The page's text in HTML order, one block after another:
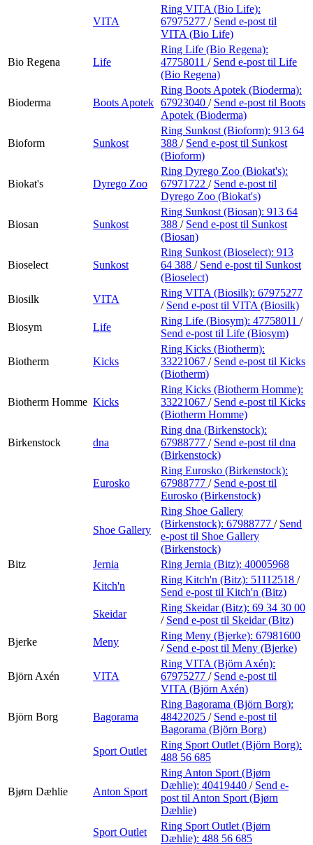
VITA
Ring VITA (Bio Life):
67975277 / Send e-post til
VITA (Bio Life)
Bio Regena Life
Ring Life (Bio Regena):
47758011 / Send e-post til Life
(Bio Regena)
Bioderma Boots Apotek
Ring Boots Apotek (Bioderma):
67923040 / Send e-post til Boots
Apotek (Bioderma)
Bioform Sunkost
Ring Sunkost (Bioform): 913 64
388 / Send e-post til Sunkost
(Bioform)
Biokat's Dyrego Zoo
Ring Dyrego Zoo (Biokat's):
67971722 / Send e-post til
Dyrego Zoo (Biokat's)
Biosan Sunkost
Ring Sunkost (Biosan): 913 64
388 / Send e-post til Sunkost
(Biosan)
Bioselect Sunkost
Ring Sunkost (Bioselect): 913
64 388 / Send e-post til Sunkost
(Bioselect)
Biosilk
VITA
Ring VITA (Biosilk): 67975277
/ Send e-post til VITA (Biosilk)
Biosym
Life
Ring Life (Biosym): 47758011 /
Send e-post til Life (Biosym)
Biotherm Kicks
Ring Kicks (Biotherm):
33221067 / Send e-post til Kicks
(Biotherm)
Biotherm Homme Kicks
Ring Kicks (Biotherm Homme):
33221067 / Send e-post til Kicks
(Biotherm Homme)
Birkenstock dna
Ring dna (Birkenstock):
67988777 / Send e-post til dna
(Birkenstock)
Eurosko
Ring Eurosko (Birkenstock):
67988777 / Send e-post til
Eurosko (Birkenstock)
Shoe Gallery
Ring Shoe Gallery
(Birkenstock): 67988777 / Send
e-post til Shoe Gallery
(Birkenstock)
Bitz
Jernia Ring Jernia (Bitz): 40005968
Kitch'n
Ring Kitch'n (Bitz): 51112518 /
Send e-post til Kitch'n (Bitz)
Skeidar
Ring Skeidar (Bitz): 69 34 30 00
/ Send e-post til Skeidar (Bitz)
Bjerke
Meny
Ring Meny (Bjerke): 67981600
/ Send e-post til Meny (Bjerke)
Björn Axén VITA
Ring VITA (Björn Axén):
67975277 / Send e-post til
VITA (Björn Axén)
Björn Borg Bagorama
Ring Bagorama (Björn Borg):
48422025 / Send e-post til
Bagorama (Björn Borg)
Sport Outlet
Ring Sport Outlet (Björn Borg):
488 56 685
Bjørn Dæhlie Anton Sport
Ring Anton Sport (Bjørn
Dæhlie): 40419440 / Send e-
post til Anton Sport (Bjørn
Dæhlie)
Sport Outlet
Ring Sport Outlet (Bjørn
Dæhlie): 488 56 685